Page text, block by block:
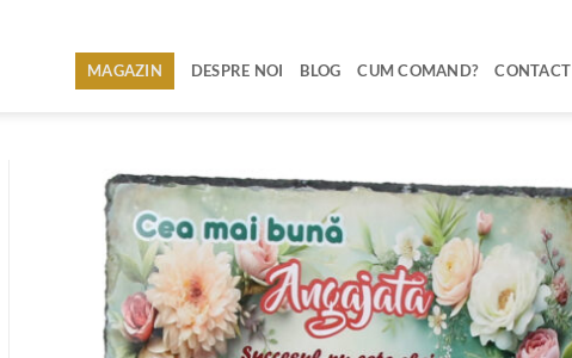
MAGAZIN DESPRE NOI BLOG CUM COMAND? CONTACT